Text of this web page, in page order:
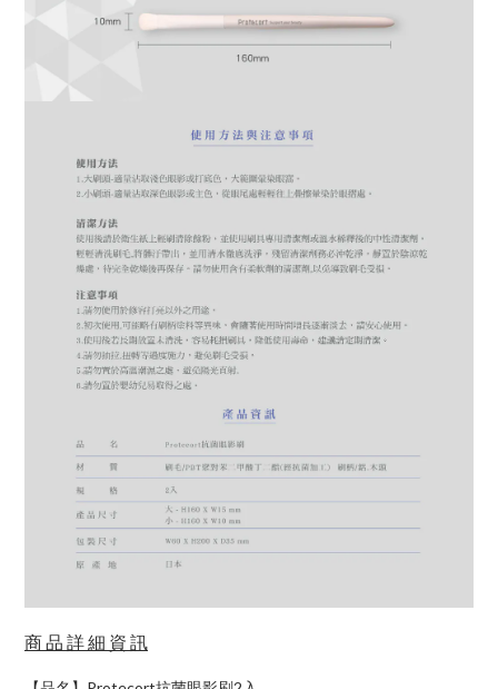
商 品 詳 細 資 訊